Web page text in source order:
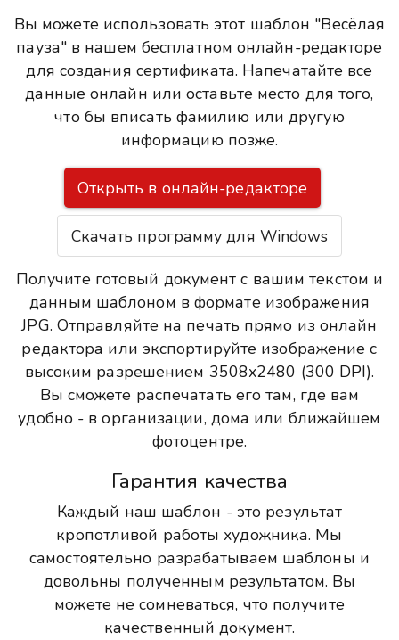
Вы можете использовать этот шаблон "Весёлая
пауза" в нашем бесплатном онлайн-редакторе
для создания сертификата. Напечатайте все
данные онлайн или оставьте место для того,
что бы вписать фамилию или другую
информацию позже.
Открыть в онлайн-редакторе
Скачать программу для Windows
Получите готовый документ с вашим текстом и
данным шаблоном в формате изображения
JPG. Отправляйте на печать прямо из онлайн
редактора или экспортируйте изображение с
высоким разрешением 3508x2480 (300 DPI).
Вы сможете распечатать его там, где вам
удобно - в организации, дома или ближайшем
фотоцентре.
Гарантия качества
Каждый наш шаблон - это результат
кропотливой работы художника. Мы
самостоятельно разрабатываем шаблоны и
довольны полученным результатом. Вы
можете не сомневаться, что получите
качественный документ.